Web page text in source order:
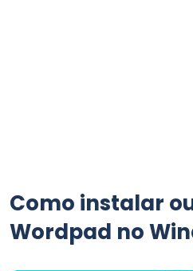
Como instalar
Wordpad no